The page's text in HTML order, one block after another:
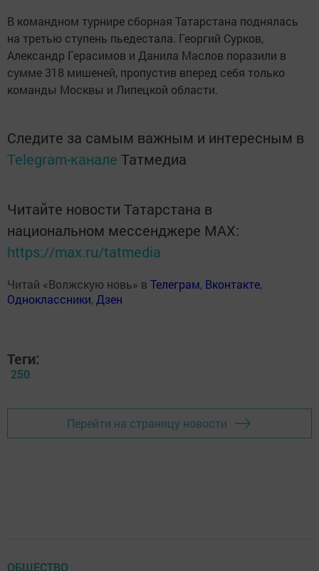
В командном турнире сборная Татарстана поднялась
на третью ступень пьедестала. Георгий Сурков,
Александр Герасимов и Данила Маслов поразили в
сумме 318 мишеней, пропустив вперед себя только
команды Москвы и Липецкой области.
Следите за самым важным и интересным в
Telegram-канале Татмедиа
Читайте новости Татарстана в
национальном мессенджере MАХ:
https://max.ru/tatmedia
Читай «Волжскую новь» в Телеграм, Вконтакте,
Одноклассники, Дзен
Теги:
250
Перейти на страницу новости
ОБЩЕСТВО